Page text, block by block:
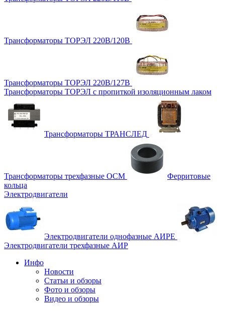
Трансформаторы ТОРЭЛ 220В/120В
Трансформаторы ТОРЭЛ 220В/127В
Трансформаторы ТОРЭЛ с пропиткой изоляционным лаком
Трансформаторы ТРАНСЛЕД
Трансформаторы трехфазные ОСМ
Ферритовые
кольца
Электродвигатели
Электродвигатели однофазные АИРЕ
Электродвигатели трехфазные АИР
Инфо
Новости
Статьи и обзоры
Фото и обзоры
Видео и обзоры